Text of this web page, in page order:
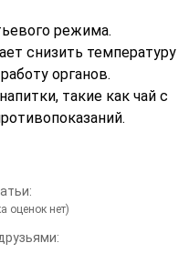
режима.
снизить температуру
органов.
такие как чай с
оценок нет)